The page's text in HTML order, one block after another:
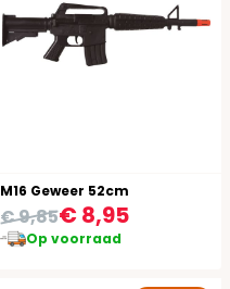
M16 Geweer 52cm
€ 8,95
€ 9,85
Op voorraad